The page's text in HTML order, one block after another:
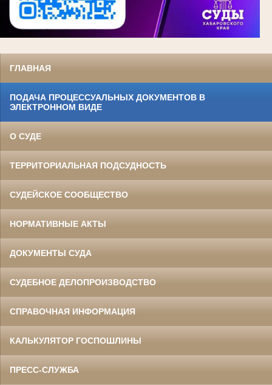
ГЛАВНАЯ
ПОДАЧА ПРОЦЕССУАЛЬНЫХ ДОКУМЕНТОВ В
ЭЛЕКТРОННОМ ВИДЕ
О СУДЕ
ТЕРРИТОРИАЛЬНАЯ ПОДСУДНОСТЬ
СУДЕЙСКОЕ СООБЩЕСТВО
НОРМАТИВНЫЕ АКТЫ
ДОКУМЕНТЫ СУДА
СУДЕБНОЕ ДЕЛОПРОИЗВОДСТВО
СПРАВОЧНАЯ ИНФОРМАЦИЯ
КАЛЬКУЛЯТОР ГОСПОШЛИНЫ
ПРЕСС-СЛУЖБА